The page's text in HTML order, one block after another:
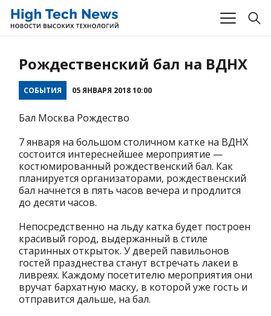
Рождественский бал на ВДНХ
СОБЫТИЯ 05 ЯНВАРЯ 2018 10:00
Бал Москва Рождество
7 января на большом столичном катке на ВДНХ
состоится интереснейшее мероприятие —
костюмированный рождественский бал. Как
планируется организаторами, рождественский
бал начнется в пять часов вечера и продлится
до десяти часов.
Непосредственно на льду катка будет построен
красивый город, выдержанный в стиле
старинных открыток. У дверей павильонов
гостей празднества станут встречать лакеи в
ливреях. Каждому посетителю мероприятия они
вручат бархатную маску, в которой уже гость и
отправится дальше, на бал.